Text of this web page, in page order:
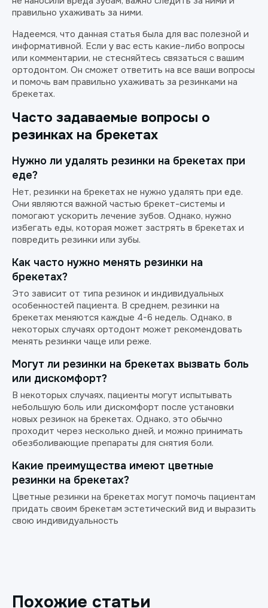
правильно ухаживать за ними.
Надеемся, что данная статья была для вас полезной и
информативной. Если у вас есть какие-либо вопросы
или комментарии, не стесняйтесь связаться с вашим
ортодонтом. Он сможет ответить на все ваши вопросы
и помочь вам правильно ухаживать за резинками на
брекетах.
Часто задаваемые вопросы о
резинках на брекетах
Нужно ли удалять резинки на брекетах при
еде?
Нет, резинки на брекетах не нужно удалять при еде.
Они являются важной частью брекет-системы и
помогают ускорить лечение зубов. Однако, нужно
избегать еды, которая может застрять в брекетах и
повредить резинки или зубы.
Как часто нужно менять резинки на
брекетах?
Это зависит от типа резинок и индивидуальных
особенностей пациента. В среднем, резинки на
брекетах меняются каждые 4-6 недель. Однако, в
некоторых случаях ортодонт может рекомендовать
менять резинки чаще или реже.
Могут ли резинки на брекетах вызвать боль
или дискомфорт?
В некоторых случаях, пациенты могут испытывать
небольшую боль или дискомфорт после установки
новых резинок на брекетах. Однако, это обычно
проходит через несколько дней, и можно принимать
обезболивающие препараты для снятия боли.
Какие преимущества имеют цветные
резинки на брекетах?
Цветные резинки на брекетах могут помочь пациентам
придать своим брекетам эстетический вид и выразить
свою индивидуальность
Похожие статьи